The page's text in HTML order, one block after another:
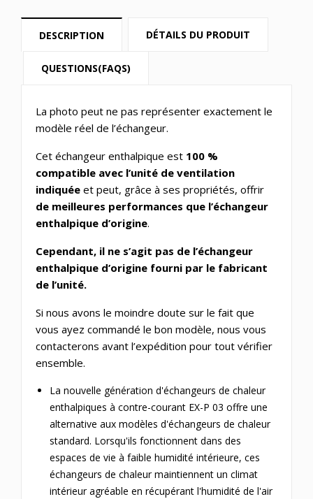
DESCRIPTION DÉTAILS DU PRODUIT
QUESTIONS(FAQS)
La photo peut ne pas représenter exactement le
modèle réel de l’échangeur.
Cet échangeur enthalpique est 100 %
compatible avec l’unité de ventilation
indiquée et peut, grâce à ses propriétés, offrir
de meilleures performances que l’échangeur
enthalpique d’origine.
Cependant, il ne s’agit pas de l’échangeur
enthalpique d’origine fourni par le fabricant
de l’unité.
Si nous avons le moindre doute sur le fait que
vous ayez commandé le bon modèle, nous vous
contacterons avant l’expédition pour tout vérifier
ensemble.
La nouvelle génération d'échangeurs de chaleur
enthalpiques à contre-courant EX-P 03 offre une
alternative aux modèles d'échangeurs de chaleur
standard. Lorsqu'ils fonctionnent dans des
espaces de vie à faible humidité intérieure, ces
échangeurs de chaleur maintiennent un climat
intérieur agréable en récupérant l'humidité de l'air